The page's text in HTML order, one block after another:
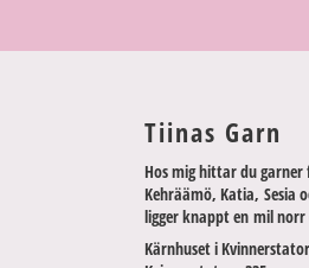
Tiinas Garn
Hos mig hittar du
Kehräämö, Katia, Sesia
ligger knappt en mil
Kärnhuset i